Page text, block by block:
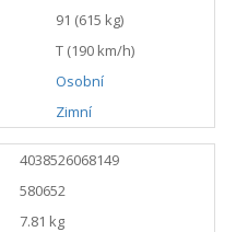
91 (615 kg)
T (190 km/h)
Osobní
Zimní
4038526068149
580652
7.81 kg